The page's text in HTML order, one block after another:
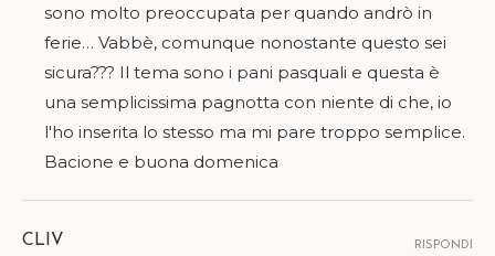
sono molto preoccupata per quando andrò in
ferie… Vabbè, comunque nonostante questo sei
sicura??? Il tema sono i pani pasquali e questa è
una semplicissima pagnotta con niente di che, io
l'ho inserita lo stesso ma mi pare troppo semplice.
Bacione e buona domenica
CLIV RISPONDI